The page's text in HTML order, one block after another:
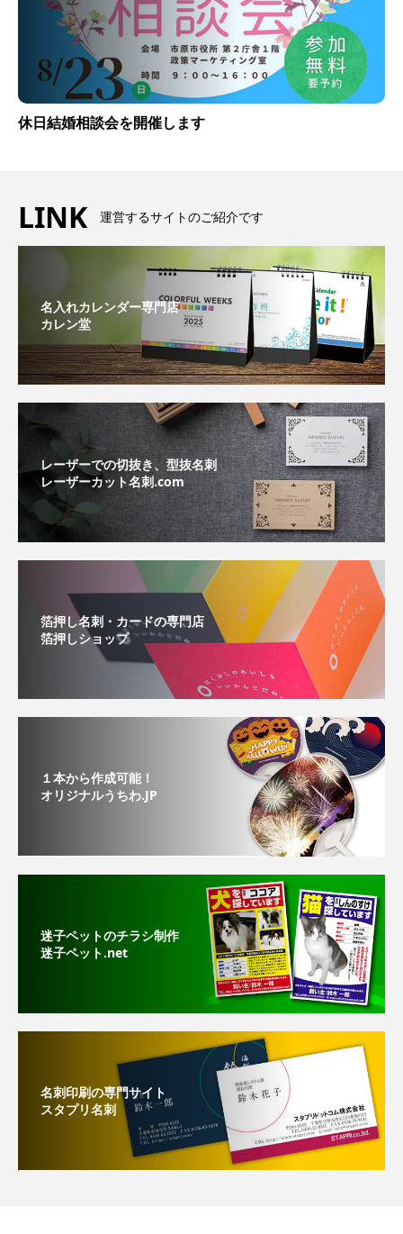
休日結婚相談会を開催します
LINK 運営するサイトのご紹介です
名入れカレンダー専門店
カレン堂
レーザーでの切抜き、型抜名刺
レーザーカット名刺.com
箔押し名刺・カードの専門店
箔押しショップ
１本から作成可能！
オリジナルうちわ.JP
迷子ペットのチラシ制作
迷子ペット.net
名刺印刷の専門サイト
スタプリ名刺